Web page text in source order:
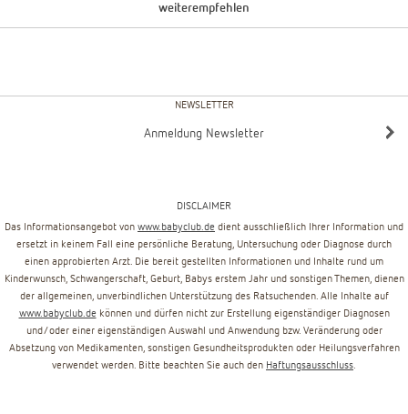
weiterempfehlen
NEWSLETTER
Anmeldung Newsletter
DISCLAIMER
Das Informationsangebot von www.babyclub.de dient ausschließlich Ihrer Information und
ersetzt in keinem Fall eine persönliche Beratung, Untersuchung oder Diagnose durch
einen approbierten Arzt. Die bereit gestellten Informationen und Inhalte rund um
Kinderwunsch, Schwangerschaft, Geburt, Babys erstem Jahr und sonstigen Themen, dienen
der allgemeinen, unverbindlichen Unterstützung des Ratsuchenden. Alle Inhalte auf
www.babyclub.de können und dürfen nicht zur Erstellung eigenständiger Diagnosen
und/oder einer eigenständigen Auswahl und Anwendung bzw. Veränderung oder
Absetzung von Medikamenten, sonstigen Gesundheitsprodukten oder Heilungsverfahren
verwendet werden. Bitte beachten Sie auch den Haftungsausschluss.